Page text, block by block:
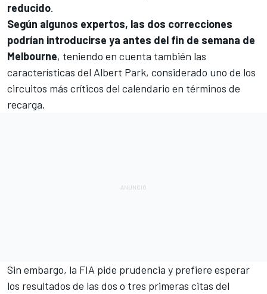
reducido.
Según algunos expertos, las dos correcciones
podrían introducirse ya antes del fin de semana de
Melbourne, teniendo en cuenta también las
características del Albert Park, considerado uno de los
circuitos más críticos del calendario en términos de
recarga.
Sin embargo, la FIA pide prudencia y prefiere esperar
los resultados de las dos o tres primeras citas del